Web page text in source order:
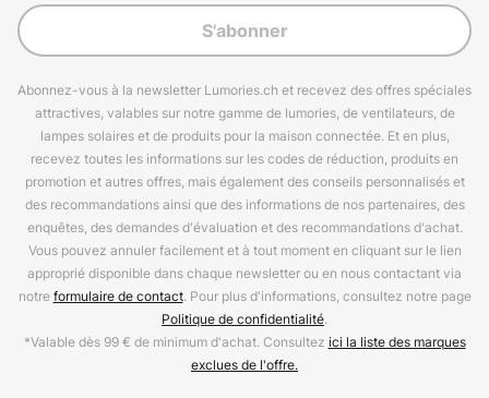
S'abonner
Abonnez-vous à la newsletter Lumories.ch et recevez des offres spéciales
attractives, valables sur notre gamme de lumories, de ventilateurs, de
lampes solaires et de produits pour la maison connectée. Et en plus,
recevez toutes les informations sur les codes de réduction, produits en
promotion et autres offres, mais également des conseils personnalisés et
des recommandations ainsi que des informations de nos partenaires, des
enquêtes, des demandes d'évaluation et des recommandations d'achat.
Vous pouvez annuler facilement et à tout moment en cliquant sur le lien
approprié disponible dans chaque newsletter ou en nous contactant via
notreformulaire de contact. Pour plus d'informations, consultez notre page
Politique de confidentialité.
*Valable dès 99 € de minimum d'achat. Consultez ici la liste des marques
exclues de l'offre.